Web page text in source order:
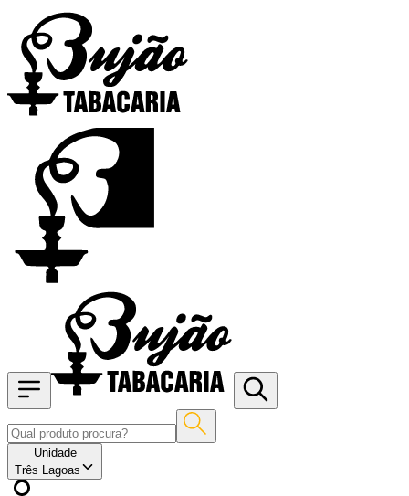
Unidade
Três Lagoas